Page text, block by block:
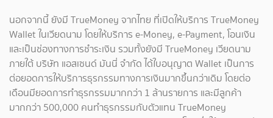
นอกจากนี้ ยังมี TrueMoney จากไทย ที่เปิดให้บริการ TrueMoney
Wallet ในเวียดนาม โดยให้บริการ e-Money, e-Payment, โอนเงิน
และเป็นช่องทางการชำระเงิน รวมทั้งยังมี TrueMoney เวียดนาม
ภายใต้ บริษัท แอสเซนด์ มันนี่ จำกัด ได้ใบอนุญาต Wallet เป็นการ
ต่อยอดการให้บริการธุรกรรมทางการเงินมากขึ้นกว่าเดิม โดยต่อ
เดือนมียอดการทำธุรกรรมมากกว่า 1 ล้านรายการ และมีลูกค้า
มากกว่า 500,000 คนทำธุรกรรมกับตัวแทน TrueMoney